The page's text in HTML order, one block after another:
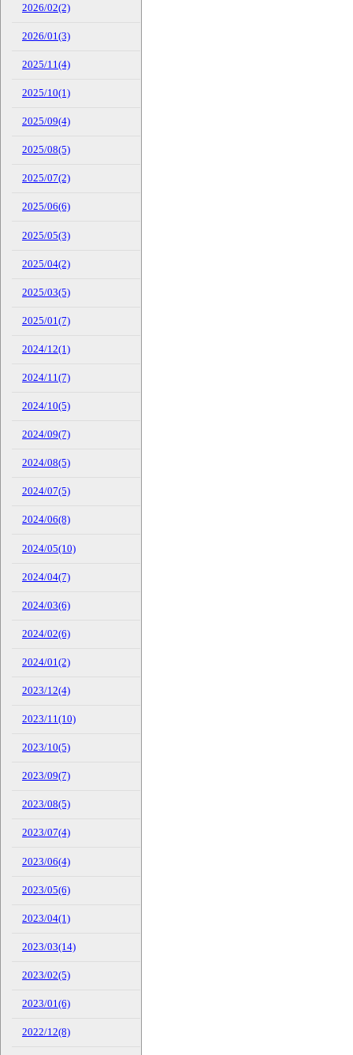
2026/02(2)
2026/01(3)
2025/11(4)
2025/10(1)
2025/09(4)
2025/08(5)
2025/07(2)
2025/06(6)
2025/05(3)
2025/04(2)
2025/03(5)
2025/01(7)
2024/12(1)
2024/11(7)
2024/10(5)
2024/09(7)
2024/08(5)
2024/07(5)
2024/06(8)
2024/05(10)
2024/04(7)
2024/03(6)
2024/02(6)
2024/01(2)
2023/12(4)
2023/11(10)
2023/10(5)
2023/09(7)
2023/08(5)
2023/07(4)
2023/06(4)
2023/05(6)
2023/04(1)
2023/03(14)
2023/02(5)
2023/01(6)
2022/12(8)